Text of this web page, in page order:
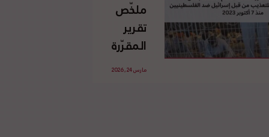
الدولي
ملخّص
تقرير
المقرّرة
الخاصة
مارس 24, 2026